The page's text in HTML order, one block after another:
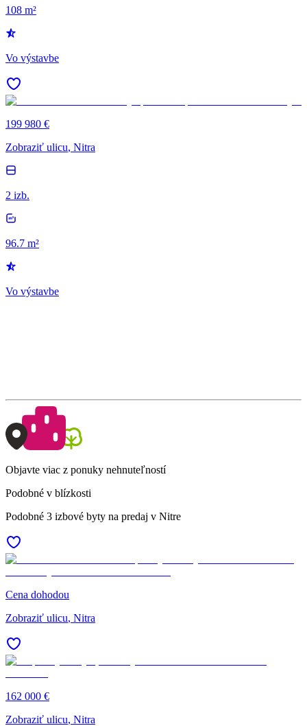
108 m²
Vo výstavbe
199 980 €
Zobraziť ulicu, Nitra
2 izb.
96.7 m²
Vo výstavbe
Objavte viac z ponuky nehnuteľností
Podobné v blízkosti
Podobné 3 izbové byty na predaj v Nitre
Cena dohodou
Zobraziť ulicu, Nitra
162 000 €
Zobraziť ulicu, Nitra